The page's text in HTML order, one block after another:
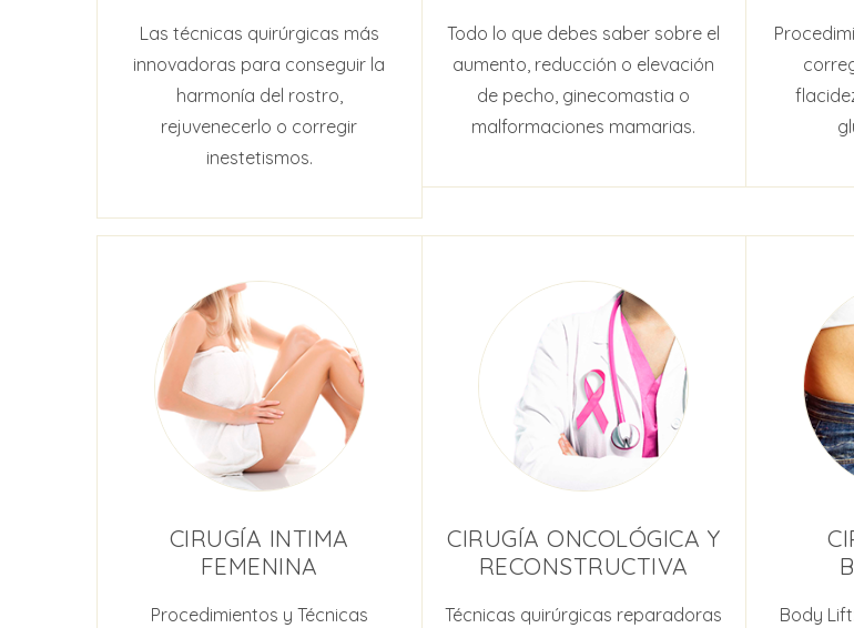
Las técnicas quirúrgicas más
innovadoras para conseguir la
harmonía del rostro,
rejuvenecerlo o corregir
inestetismos.
Todo lo que debes saber sobre el
aumento, reducción o elevación
de pecho, ginecomastia o
malformaciones mamarias.
CIRUGÍA INTIMA
FEMENINA
Procedimientos y Técnicas
CIRUGÍA ONCOLÓGICA Y
RECONSTRUCTIVA
Técnicas quirúrgicas reparadoras
Body